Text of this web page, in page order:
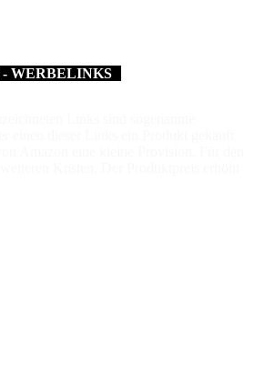
WERBELINKS